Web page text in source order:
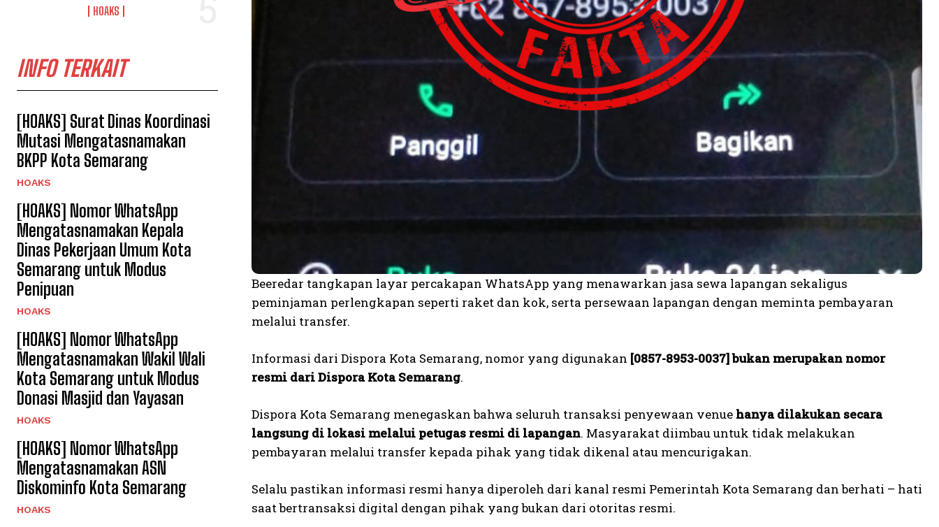
HOAKS
INFO TERKAIT
[HOAKS] Surat Dinas Koordinasi
Mutasi Mengatasnamakan
BKPP Kota Semarang
HOAKS
[HOAKS] Nomor WhatsApp
Mengatasnamakan Kepala
Dinas Pekerjaan Umum Kota
Semarang untuk Modus
Penipuan
HOAKS
[HOAKS] Nomor WhatsApp
Mengatasnamakan Wakil Wali
Kota Semarang untuk Modus
Donasi Masjid dan Yayasan
HOAKS
[HOAKS] Nomor WhatsApp
Mengatasnamakan ASN
Diskominfo Kota Semarang
HOAKS
Beeredar tangkapan layar percakapan WhatsApp yang menawarkan jasa sewa lapangan sekaligus
peminjaman perlengkapan seperti raket dan kok, serta persewaan lapangan dengan meminta pembayaran
melalui transfer.
Informasi dari Dispora Kota Semarang, nomor yang digunakan [0857-8953-0037]bukan merupakan nomor
resmi dari Dispora Kota Semarang.
Dispora Kota Semarang menegaskan bahwa seluruh transaksi penyewaan venue hanya dilakukan secara
langsung di lokasi melalui petugas resmi di lapangan. Masyarakat diimbau untuk tidak melakukan
pembayaran melalui transfer kepada pihak yang tidak dikenal atau mencurigakan.
Selalu pastikan informasi resmi hanya diperoleh dari kanal resmi Pemerintah Kota Semarang dan berhati – hati
saat bertransaksi digital dengan pihak yang bukan dari otoritas resmi.